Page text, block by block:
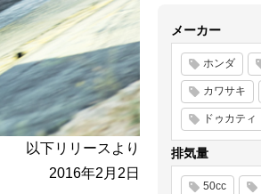
以下リリースより
2016年2月2日
メーカー
ホンダ
カワサキ
ドゥカティ
排気量
50cc